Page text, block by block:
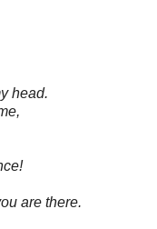
head.
are there.